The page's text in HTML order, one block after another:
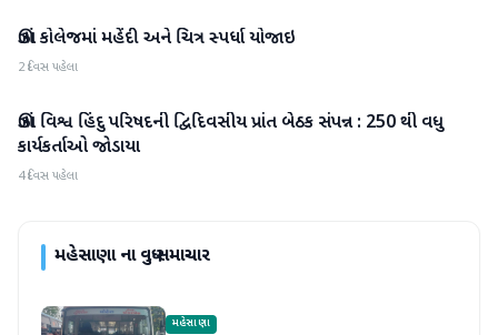
મહેસાણા
ઊંઝા કોલેજમાં મહેંદી અને ચિત્ર સ્પર્ધા યોજાઇ
2 દિવસ પહેલા
મહેસાણા
ઊંઝા વિશ્વ હિંદુ પરિષદની દ્વિદિવસીય પ્રાંત બેઠક સંપન્ન : 250 થી વધુ
કાર્યકર્તાઓ જોડાયા
4 દિવસ પહેલા
મહેસાણાના વધુ સમાચાર
મહેસાણા